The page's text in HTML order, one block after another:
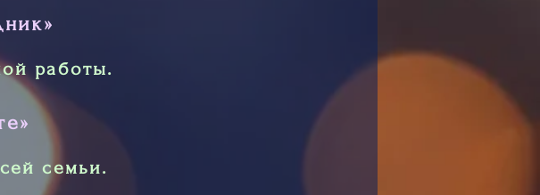
работы.
семьи.